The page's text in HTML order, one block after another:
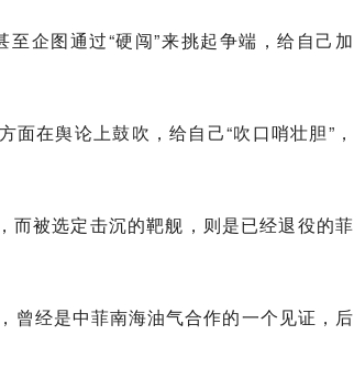
企图通过“硬闯”来挑起争端，给自己加
在舆论上鼓吹，给自己“吹口哨壮胆”，
而被选定击沉的靶舰，则是已经退役的菲
曾经是中菲南海油气合作的一个见证，后